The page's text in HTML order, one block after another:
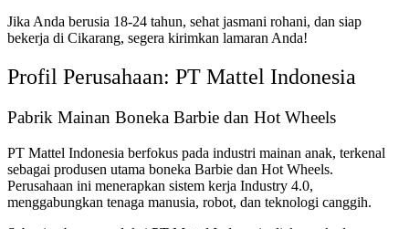
Jika Anda berusia 18-24 tahun, sehat jasmani rohani, dan siap
bekerja di Cikarang, segera kirimkan lamaran Anda!
Profil Perusahaan: PT Mattel Indonesia
Pabrik Mainan Boneka Barbie dan Hot Wheels
PT Mattel Indonesia berfokus pada industri mainan anak, terkenal
sebagai produsen utama boneka Barbie dan Hot Wheels.
Perusahaan ini menerapkan sistem kerja Industry 4.0,
menggabungkan tenaga manusia, robot, dan teknologi canggih.